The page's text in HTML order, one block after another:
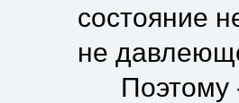
состояние
не
Поэтому -